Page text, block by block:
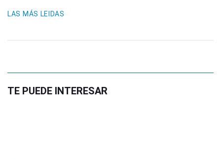
LAS MÁS LEIDAS
TE PUEDE INTERESAR